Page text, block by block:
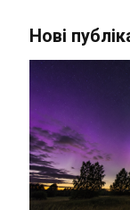
Нові